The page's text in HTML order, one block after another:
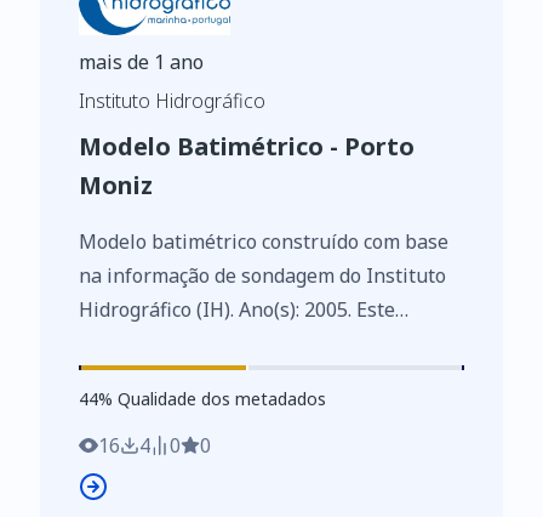
mais de 1 ano
Instituto Hidrográfico
Modelo Batimétrico - Porto
Moniz
Modelo batimétrico construído com base
na informação de sondagem do Instituto
Hidrográfico (IH). Ano(s): 2005. Este
de Dados de Elevado Valor/HVD
identificados de acordo com o
Regulamento de Execução n.º 2023/138 da
Diretiva (UE) 2019/1024, relativa aos
44%
44% Qualidade dos metadados
16 4 0 0